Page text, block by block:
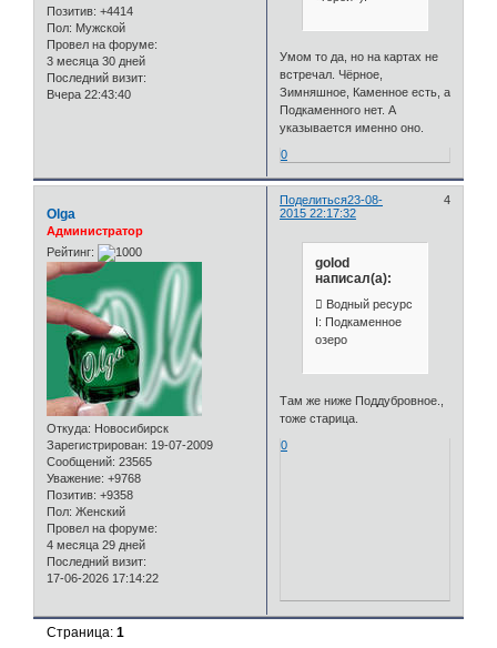
Позитив: +4414
Пол: Мужской
Провел на форуме:
3 месяца 30 дней
Последний визит:
Вчера 22:43:40
Умом то да, но на картах не
встречал. Чёрное,
Зимняшное, Каменное есть, а
Подкаменного нет. А
указывается именно оно.
0
Поделиться 4
23-08-
2015 22:17:32
Olga
Администратор
Рейтинг:
Откуда: Новосибирск
Зарегистрирован: 19-07-2009
Сообщений: 23565
Уважение: +9768
Позитив: +9358
Пол: Женский
Провел на форуме:
4 месяца 29 дней
Последний визит:
17-06-2026 17:14:22
golod
написал(а):
 Водный ресурс
I: Подкаменное
озеро
Там же ниже Поддубровное.,
тоже старица.
0
Страница:1